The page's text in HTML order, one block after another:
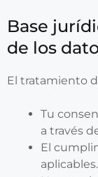
Base
de los
El tratamiento
Tu
a través
El
aplicables.